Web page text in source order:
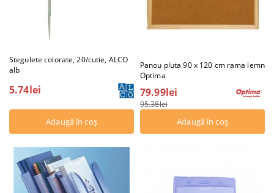
Stegulete colorate, 20/cutie, ALCO
alb
5.74lei
Panou pluta 90 x 120 cm rama lemn
Optima
79.99lei
95.38lei